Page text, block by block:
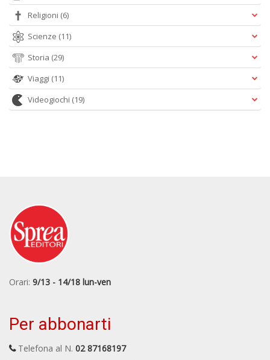
Religioni (6)
Scienze (11)
Storia (29)
Viaggi (11)
Videogiochi (19)
Orari: 9/13 - 14/18 lun-ven
Per abbonarti
Telefona al N. 02 87168197